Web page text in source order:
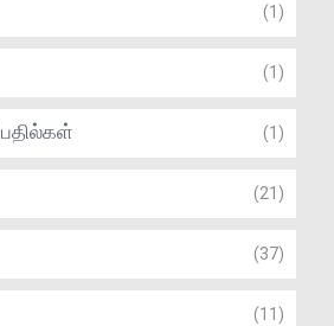
(1)
(1)
(1)
(21)
(37)
(11)